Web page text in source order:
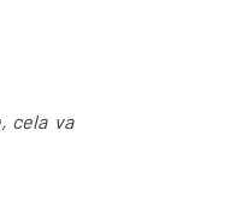
cela va